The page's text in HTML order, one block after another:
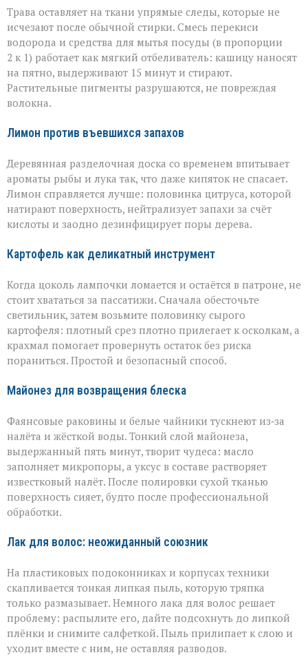
Трава оставляет на ткани упрямые следы, которые не
исчезают после обычной стирки. Смесь перекиси
водорода и средства для мытья посуды (в пропорции
2 к 1) работает как мягкий отбеливатель: кашицу наносят
на пятно, выдерживают 15 минут и стирают.
Растительные пигменты разрушаются, не повреждая
волокна.
Лимон против въевшихся запахов
Деревянная разделочная доска со временем впитывает
ароматы рыбы и лука так, что даже кипяток не спасает.
Лимон справляется лучше: половинка цитруса, которой
натирают поверхность, нейтрализует запахи за счёт
кислоты и заодно дезинфицирует поры дерева.
Картофель как деликатный инструмент
Когда цоколь лампочки ломается и остаётся в патроне, не
стоит хвататься за пассатижи. Сначала обесточьте
светильник, затем возьмите половинку сырого
картофеля: плотный срез плотно прилегает к осколкам, а
крахмал помогает провернуть остаток без риска
пораниться. Простой и безопасный способ.
Майонез для возвращения блеска
Фаянсовые раковины и белые чайники тускнеют из‑за
налёта и жёсткой воды. Тонкий слой майонеза,
выдержанный пять минут, творит чудеса: масло
заполняет микропоры, а уксус в составе растворяет
известковый налёт. После полировки сухой тканью
поверхность сияет, будто после профессиональной
обработки.
Лак для волос: неожиданный союзник
На пластиковых подоконниках и корпусах техники
скапливается тонкая липкая пыль, которую тряпка
только размазывает. Немного лака для волос решает
проблему: распылите его, дайте подсохнуть до липкой
плёнки и снимите салфеткой. Пыль прилипает к слою и
уходит вместе с ним, не оставляя разводов.